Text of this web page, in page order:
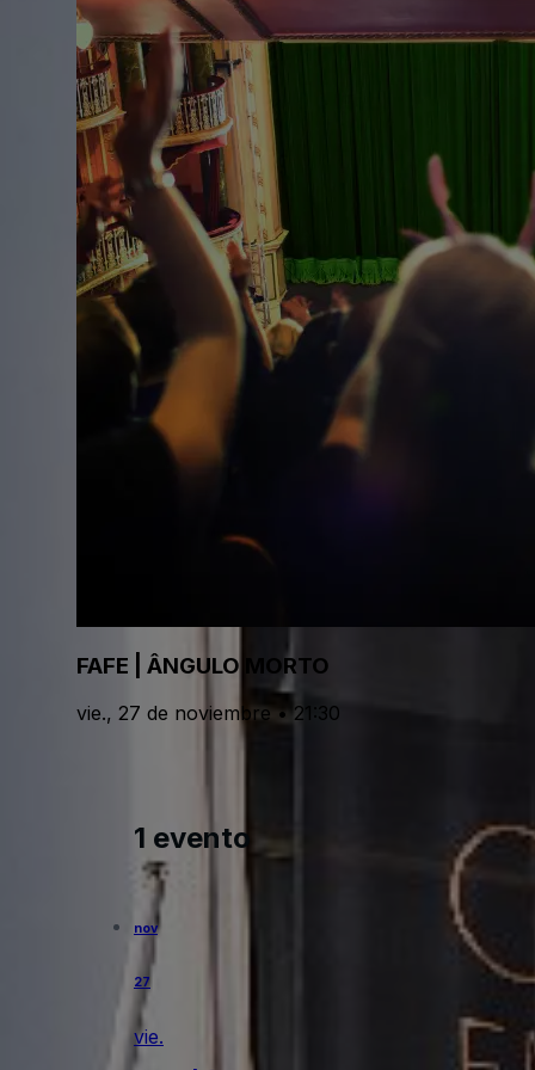
FAFE | ÂNGULO MORTO
vie., 27 de noviembre • 21:30
1 evento
nov
27
vie.